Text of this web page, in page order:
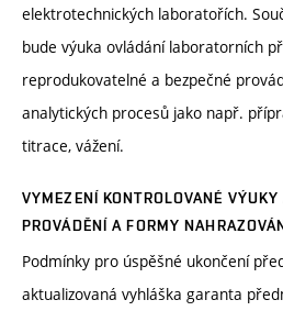
elektrotechnických laboratořích.
bude výuka ovládání laboratorních
reprodukovatelné a bezpečné
analytických procesů jako např.
titrace, vážení.
VYMEZENÍ KONTROLOVANÉ
PROVÁDĚNÍ A FORMY
Podmínky pro úspěšné ukončení
aktualizovaná vyhláška garanta